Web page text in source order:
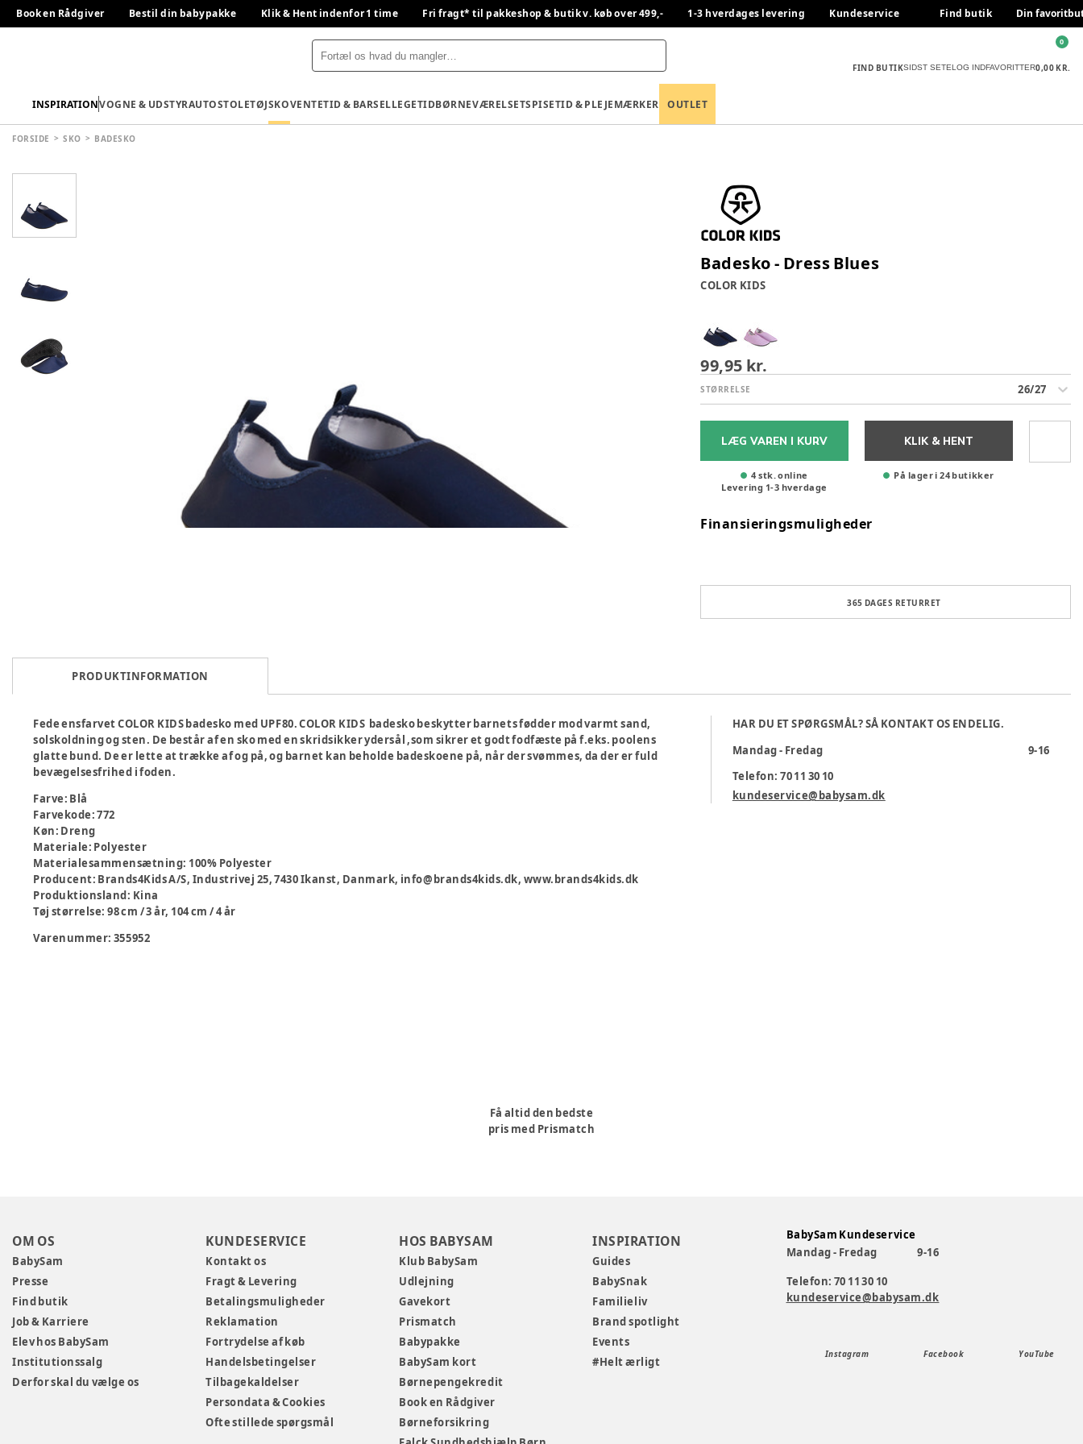
Book en Rådgiver Bestil din babypakke Klik & Hent indenfor 1 time Fri fragt* til pakkeshop & butik v. køb over 499,- 1-3 hverdages levering Kundeservice Find butik Din
FIND BUTIKSIDST SETELOG INDFAVORITTER0,00 KR.
0
INSPIRATIONVOGNE & UDSTYRAUTOSTOLETØJSKOVENTETID & BARSELLEGETIDBØRNEVÆRELSETSPISETID & PLEJEMÆRKER OUTLET
FORSIDE SKO BADESKO
Badesko - Dress Blues
COLOR KIDS
99,95 kr.
STØRRELSE 26/27
LÆG VAREN I KURV
4 stk. online
Levering 1-3 hverdage
KLIK & HENT
På lager i 24 butikker
Finansieringsmuligheder
365 DAGES RETURRET
PRODUKTINFORMATION
Fede ensfarvet COLOR KIDS badesko med UPF80. COLOR KIDS badesko beskytter barnets fødder mod varmt sand,
solskoldning og sten. De består af en sko med en skridsikker ydersål ,som sikrer et godt fodfæste på f.eks. poolens
glatte bund. De er lette at trække af og på, og barnet kan beholde badeskoene på, når der svømmes, da der er fuld
bevægelsesfrihed i foden.
Farve: Blå
Farvekode:772
Køn: Dreng
Materiale: Polyester
Materialesammensætning: 100% Polyester
Producent: Brands4Kids A/S, Industrivej 25, 7430 Ikanst, Danmark, info@brands4kids.dk, www.brands4kids.dk
Produktionsland: Kina
Tøj størrelse:98 cm / 3 år, 104 cm / 4 år
Varenummer: 355952
HAR DU ET SPØRGSMÅL? SÅ KONTAKT OS ENDELIG.
Mandag - Fredag
9-16
Telefon: 70 11 30 10
kundeservice@babysam.dk
Få altid den bedste
pris med Prismatch
OM OS
BabySam
Presse
Find butik
Job & Karriere
Elev hos BabySam
Institutionssalg
Derfor skal du vælge os
KUNDESERVICE
Kontakt os
Fragt & Levering
Betalingsmuligheder
Reklamation
Fortrydelse af køb
Handelsbetingelser
Tilbagekaldelser
Persondata & Cookies
Ofte stillede spørgsmål
HOS BABYSAM
Klub BabySam
Udlejning
Gavekort
Prismatch
Babypakke
BabySam kort
Børnepengekredit
Book en Rådgiver
Børneforsikring
INSPIRATION
Guides
BabySnak
Familieliv
Brand spotlight
Events
#Helt ærligt
BabySam Kundeservice
Mandag - Fredag
9-16
Telefon: 70 11 30 10
kundeservice@babysam.dk
Instagram Facebook YouTube